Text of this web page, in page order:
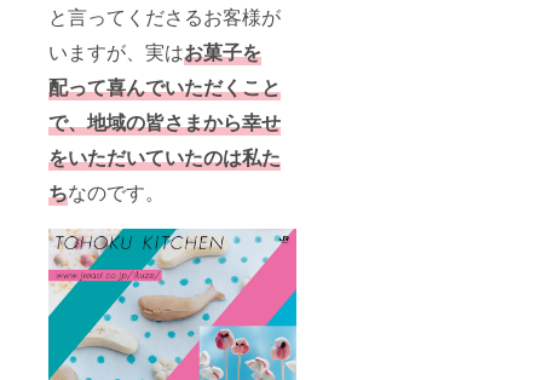
と言ってくださるお客様が
いますが、実はお菓子を
配って喜んでいただくこと
で、地域の皆さまから幸せ
をいただいていたのは私た
ちなのです。